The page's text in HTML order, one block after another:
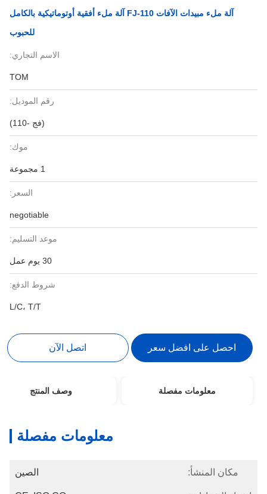
آلة ملء مبيدات الآفات FJ-110 آلة ملء أفقية أوتوماتيكية بالكامل
للحبوب
الاسم التجاري:
TOM
رقم الموديل:
(فج -110)
موك:
السعر:
negotiable
موعد التسليم:
30 يوم عمل
شروط الدفع:
L/C، T/T
احصل على افضل سعر اتصل الآن
معلومات مفصلة وصف المنتج
معلومات مفصلة
مكان المنشأ: الصين